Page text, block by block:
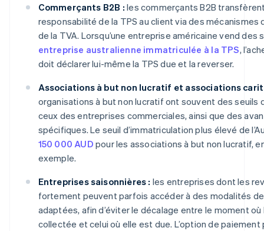
Commerçants B2B : les commerçants B2B
responsabilité de la TPS au client via des mécanismes
de la TVA. Lorsqu’une entreprise américaine vend des
entreprise australienne immatriculée à la TPS,
doit déclarer lui-même la TPS due et la reverser.
Associations à but non lucratif et associations
organisations à but non lucratif ont souvent des seuils
ceux des entreprises commerciales, ainsi que des
spécifiques. Le seuil d’immatriculation plus élevé de
150 000 AUD pour les associations à but non lucratif,
exemple.
Entreprises saisonnières : les entreprises dont les
fortement peuvent parfois accéder à des modalités
adaptées, afin d’éviter le décalage entre le moment où
collectée et celui où elle est due. L’option de